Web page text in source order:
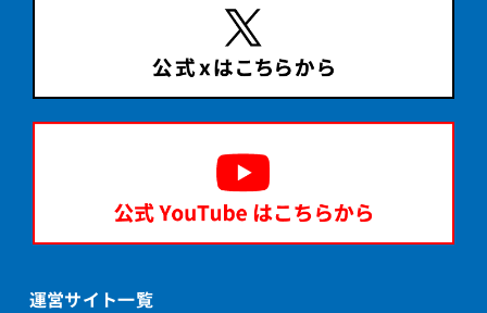
運営サイト一覧